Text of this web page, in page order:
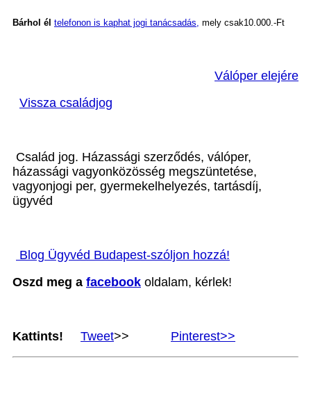
Bárhol él telefonon is kaphat jogi tanácsadás, mely csak10.000.-Ft
Válóper elejére
Vissza családjog
Család jog. Házassági szerződés, válóper,
házassági vagyonközösség megszüntetése,
vagyonjogi per, gyermekelhelyezés, tartásdíj,
ügyvéd
Blog Ügyvéd Budapest-szóljon hozzá!
Oszd meg a facebook oldalam, kérlek!
Kattints! Tweet>> Pinterest>>